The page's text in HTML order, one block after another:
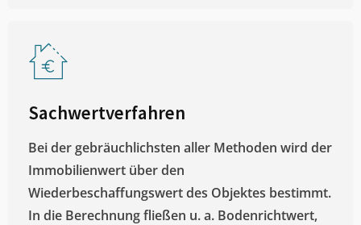
Sachwertverfahren
Bei der gebräuchlichsten aller Methoden wird der
Immobilienwert über den
Wiederbeschaffungswert des Objektes bestimmt.
In die Berechnung fließen u. a. Bodenrichtwert,